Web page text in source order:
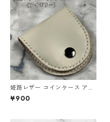
姫路レザー コインケース アイ
ボリー 本革 小銭入れ l111 ハン
ドメイド
¥900